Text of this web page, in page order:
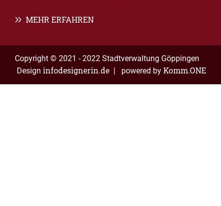
MEHR ERFAHREN
Copyright © 2021 - 2022 Stadtverwaltung Göppingen
Design infodesignerin.de | powered by Komm.ONE